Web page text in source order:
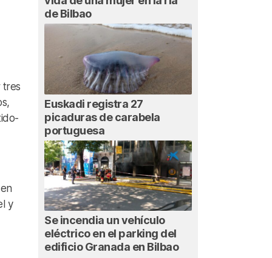
tres
y
de Bilbao
Euskadi registra 27
picaduras de carabela
portuguesa
Se incendia un vehículo
eléctrico en el parking del
edificio Granada en Bilbao